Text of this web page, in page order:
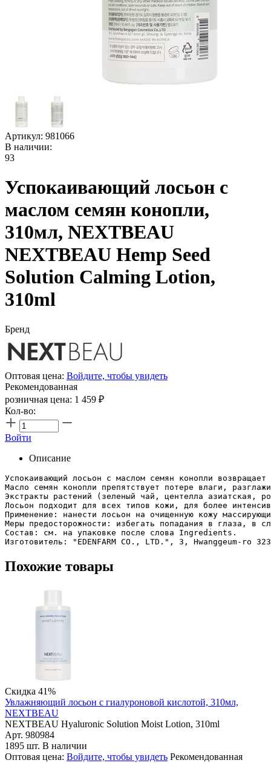
Артикул: 981066
В наличии:
93
Успокаивающий лосьон с
маслом семян конопли,
310мл, NEXTBEAU
NEXTBEAU Hemp Seed
Solution Calming Lotion,
310ml
Бренд
Оптовая цена: Войдите, чтобы увидеть
Рекомендованная
розничная цена: 1 459 ₽
Кол-во:
Войти
Описание
Успокаивающий лосьон с маслом семян конопли
Масло семян конопли препятствует потере влаги,
Экстракты растений (зеленый чай, центелла азиатская,
Лосьон подходит для всех типов кожи, для более
Применение: нанести лосьон на очищенную кожу
Меры предосторожности: избегать попадания в глаза, в
Состав: см. на упаковке после слова Ingredients.
Похожие товары
Скидка 41%
Увлажняющий лосьон с гиалуроновой кислотой, 310мл,
NEXTBEAU
NEXTBEAU Hyaluronic Solution Moist Lotion, 310ml
Арт. 980984
1895 шт. В наличии
Оптовая цена: Войдите, чтобы увидеть Рекомендованная